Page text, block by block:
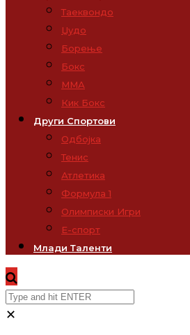
Таеквондо
Џудо
Борење
Бокс
ММА
Кик Бокс
Други Спортови
Одбојка
Тенис
Атлетика
Формула 1
Олимписки Игри
Е-спорт
Млади Таленти
✕